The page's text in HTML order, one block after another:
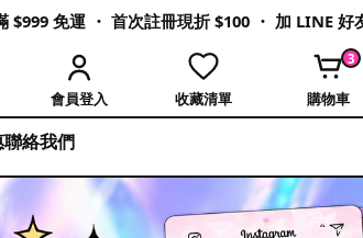
$999 免運 ・ 首次註冊現折 $100 ・ 加 LINE 好
會員登入 收藏清單
3
購物車
聯絡我們